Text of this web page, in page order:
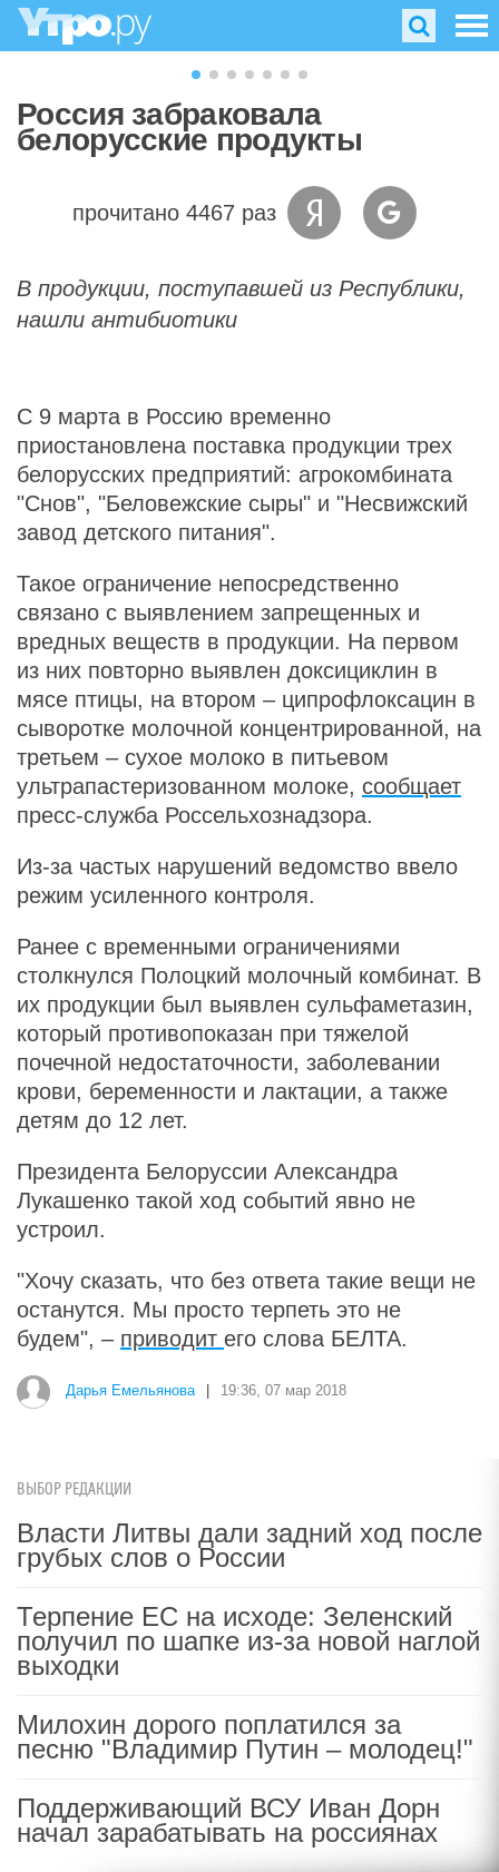
Россия забраковала
белорусские продукты
прочитано 4467 раз
В продукции, поступавшей из Республики,
нашли антибиотики
С 9 марта в Россию временно
приостановлена поставка продукции трех
белорусских предприятий: агрокомбината
"Снов", "Беловежские сыры" и "Несвижский
завод детского питания".
Такое ограничение непосредственно
связано с выявлением запрещенных и
вредных веществ в продукции. На первом
из них повторно выявлен доксициклин в
мясе птицы, на втором – ципрофлоксацин в
сыворотке молочной концентрированной, на
третьем – сухое молоко в питьевом
ультрапастеризованном молоке, сообщает
пресс-служба Россельхознадзора.
Из-за частых нарушений ведомство ввело
режим усиленного контроля.
Ранее с временными ограничениями
столкнулся Полоцкий молочный комбинат. В
их продукции был выявлен сульфаметазин,
который противопоказан при тяжелой
почечной недостаточности, заболевании
крови, беременности и лактации, а также
детям до 12 лет.
Президента Белоруссии Александра
Лукашенко такой ход событий явно не
устроил.
"Хочу сказать, что без ответа такие вещи не
останутся. Мы просто терпеть это не
будем", – приводит его слова БЕЛТА.
Дарья Емельянова 19:36, 07 мар 2018
ВЫБОР РЕДАКЦИИ
Власти Литвы дали задний ход после
грубых слов о России
Терпение ЕС на исходе: Зеленский
получил по шапке из-за новой наглой
выходки
Милохин дорого поплатился за
песню "Владимир Путин – молодец!"
Поддерживающий ВСУ Иван Дорн
начал зарабатывать на россиянах